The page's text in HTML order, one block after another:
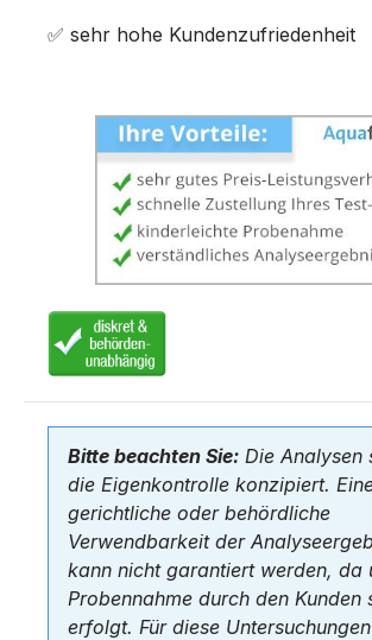
✅ sehr hohe Kundenzufriedenheit
Bitte beachten Sie: Die Analysen
die Eigenkontrolle konzipiert.
gerichtliche oder behördliche
Verwendbarkeit der
kann nicht garantiert werden, da
Probennahme durch den Kunden
erfolgt. Für diese